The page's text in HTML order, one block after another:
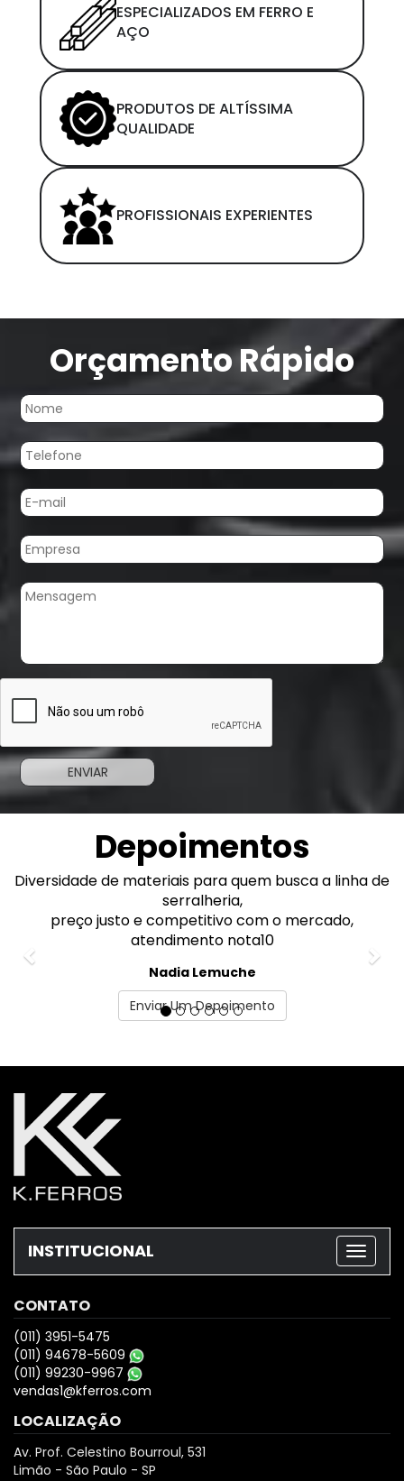
ESPECIALIZADOS EM FERRO E
AÇO
PRODUTOS DE ALTÍSSIMA
QUALIDADE
PROFISSIONAIS EXPERIENTES
Orçamento Rápido
Depoimentos
Diversidade de materiais para quem busca a linha de
serralheria,
preço justo e competitivo com o mercado,
atendimento nota10
Nadia Lemuche
Previous
Enviar Um Depoimento
INSTITUCIONAL
CONTATO
(011) 3951-5475
(011) 94678-5609
(011) 99230-9967
vendas1@kferros.com
LOCALIZAÇÃO
Av. Prof. Celestino Bourroul, 531
Limão - São Paulo - SP